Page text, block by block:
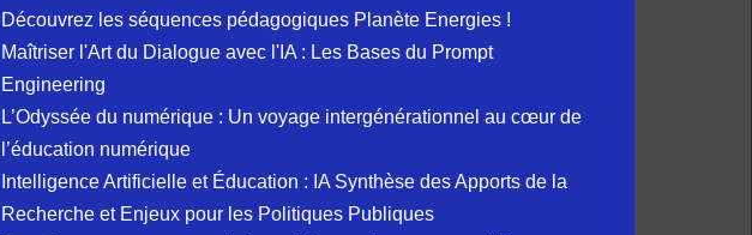
Découvrez les séquences pédagogiques Planète Energies !
Maîtriser l'Art du Dialogue avec l'IA : Les Bases du Prompt
Engineering
L’Odyssée du numérique : Un voyage intergénérationnel au cœur de
l’éducation numérique
Intelligence Artificielle et Éducation : IA Synthèse des Apports de la
Recherche et Enjeux pour les Politiques Publiques